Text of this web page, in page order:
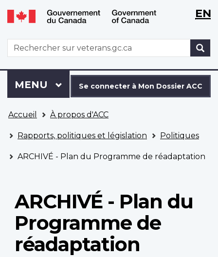
Aller
au
principal
Passer
à
version
HTML
simplifiée
WxT
WxTEN
WxT
Search
form
connecter
à
Dossier
ACC
Se connecter à Mon Dossier ACC
Menu
MENU PRINCIPAL
êtes
ici
Accueil À propos d'ACC
Rapports, politiques et législation Politiques
ARCHIVÉ - Plan du Programme de réadaptation
ARCHIVÉ - Plan du
Programme de
réadaptation